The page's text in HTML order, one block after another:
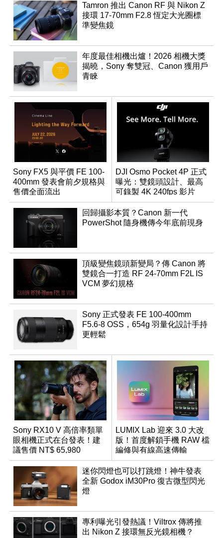
Tamron 推出 Canon RF 與 Nikon Z
接環 17-70mm F2.8 恆定大光圈標
準變焦鏡
年度最佳相機出爐！2026 相機大獎
揭曉，Sony 奪雙冠、Canon 獲用戶
青睞
Sony FX5 與平價 FE 100-
400mm 發表會前夕規格與
售價全面流出
DJI Osmo Pocket 4P 正式
曝光：雙鏡頭設計、最高
可錄製 4K 240fps 影片
回歸攝影本質？Canon 新一代
PowerShot 隨身機傳今年底前現身
頂級變焦鏡頭新變局？傳 Canon 將
雙鏡合一打造 RF 24-70mm F2L IS
VCM 夢幻規格
Sony 正式發表 FE 100-400mm
F5.6-8 OSS，654g 羽量化設計手持
更輕鬆
Sony RX10 V 高倍率類單
眼相機正式在台發表！建
議售價 NT$ 65,980
LUMIX Lab 迎來 3.0 大改
版！首度解鎖手機 RAW 檔
編修與有線高速傳輸
迷你閃燈也可以打跳燈！神牛發表
全新 Godox iM30Pro 復古微型閃光
燈
專利曝光引發熱議！Viltrox 傳將推
出 Nikon Z 接環無反光鏡相機？